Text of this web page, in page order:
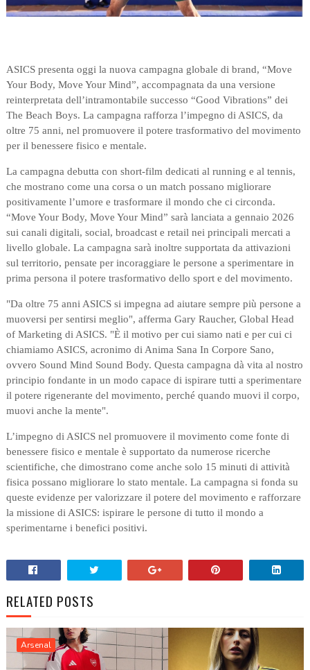
ASICS presenta oggi la nuova campagna globale di brand, “Move
Your Body, Move Your Mind”, accompagnata da una versione
reinterpretata dell’intramontabile successo “Good Vibrations” dei
The Beach Boys. La campagna rafforza l’impegno di ASICS, da
oltre 75 anni, nel promuovere il potere trasformativo del movimento
per il benessere fisico e mentale.
La campagna debutta con short-film dedicati al running e al tennis,
che mostrano come una corsa o un match possano migliorare
positivamente l’umore e trasformare il mondo che ci circonda.
“Move Your Body, Move Your Mind” sarà lanciata a gennaio 2026
sui canali digitali, social, broadcast e retail nei principali mercati a
livello globale. La campagna sarà inoltre supportata da attivazioni
sul territorio, pensate per incoraggiare le persone a sperimentare in
prima persona il potere trasformativo dello sport e del movimento.
"Da oltre 75 anni ASICS si impegna ad aiutare sempre più persone a
muoversi per sentirsi meglio", afferma Gary Raucher, Global Head
of Marketing di ASICS. "È il motivo per cui siamo nati e per cui ci
chiamiamo ASICS, acronimo di Anima Sana In Corpore Sano,
ovvero Sound Mind Sound Body. Questa campagna dà vita al nostro
principio fondante in un modo capace di ispirare tutti a sperimentare
il potere rigenerante del movimento, perché quando muovi il corpo,
muovi anche la mente".
L’impegno di ASICS nel promuovere il movimento come fonte di
benessere fisico e mentale è supportato da numerose ricerche
scientifiche, che dimostrano come anche solo 15 minuti di attività
fisica possano migliorare lo stato mentale. La campagna si fonda su
queste evidenze per valorizzare il potere del movimento e rafforzare
la missione di ASICS: ispirare le persone di tutto il mondo a
sperimentarne i benefici positivi.
RELATED POSTS
Arsenal